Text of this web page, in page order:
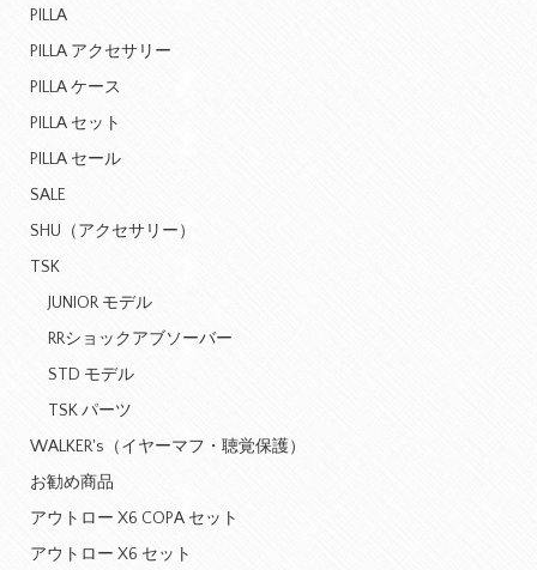
PILLA
PILLA アクセサリー
PILLA ケース
PILLA セット
PILLA セール
SALE
SHU（アクセサリー）
TSK
JUNIOR モデル
RRショックアブソーバー
STD モデル
TSK パーツ
WALKER's（イヤーマフ・聴覚保護）
お勧め商品
アウトロー X6 COPA セット
アウトロー X6 セット